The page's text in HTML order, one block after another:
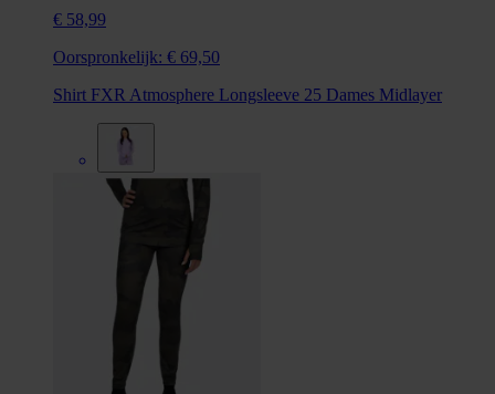
€ 58,99
Oorspronkelijk: € 69,50
Shirt FXR Atmosphere Longsleeve 25 Dames Midlayer